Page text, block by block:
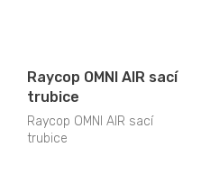
Raycop OMNI AIR sací
trubice
Raycop OMNI AIR sací
trubice